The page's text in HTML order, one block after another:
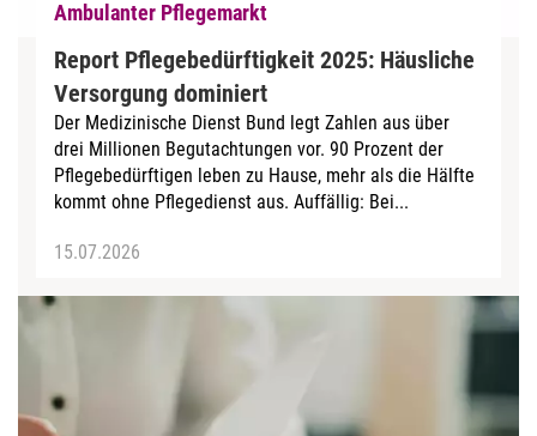
Ambulanter Pflegemarkt
Report Pflegebedürftigkeit 2025: Häusliche
Versorgung dominiert
Der Medizinische Dienst Bund legt Zahlen aus über
drei Millionen Begutachtungen vor. 90 Prozent der
Pflegebedürftigen leben zu Hause, mehr als die Hälfte
kommt ohne Pflegedienst aus. Auffällig: Bei...
15.07.2026